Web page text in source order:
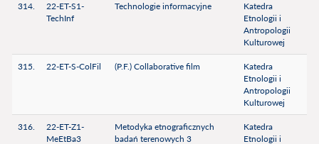
314.
22-ET-S1-
TechInf
Technologie informacyjne
Katedra
Etnologii i
Antropologii
Kulturowej
315. 22-ET-S-ColFil (P.F.) Collaborative film
Katedra
Etnologii i
Antropologii
Kulturowej
316.
22-ET-Z1-
MeEtBa3
Metodyka etnograficznych
badań terenowych 3
Katedra
Etnologii i